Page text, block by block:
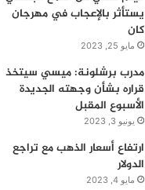
يستأثر بالإعجاب في مهرجان
كان
مايو 25, 2023
مدرب برشلونة: ميسي سيتخذ
قراره بشأن وجهته الجديدة
الأسبوع المقبل
يونيو 3, 2023
ارتفاع أسعار الذهب مع تراجع
الدولار
مايو 4, 2023